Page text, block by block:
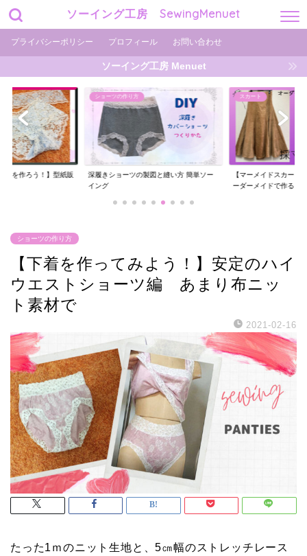
ソーイング工房 SewingMenuet
プライバシーポリシー プロフィール お問い合わせ
ソーイング工房 Menuet
ツを作ろう！】型紙販
ショーツの作り方
深履きショーツの製図と縫い方 簡単ソー
イング
スカート
【マーメイドスカート
ーダーメイドで作る
ショーツの作り方
【下着を作ってみよう！】安定のハイ
ウエストショーツ編 あまり布ニッ
ト素材で
2021-02-16
たった1ｍのニット生地と、5㎝幅のストレッチレース